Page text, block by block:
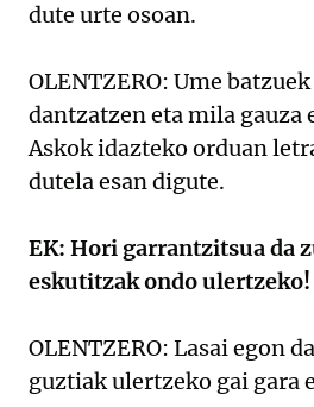
dute urte osoan.
OLENTZERO: Ume
dantzatzen eta mila gauza
Askok idazteko orduan
dutela esan digute.
EK: Hori garrantzitsua da
eskutitzak ondo ulertzeko!
OLENTZERO: Lasai egon
guztiak ulertzeko gai gara